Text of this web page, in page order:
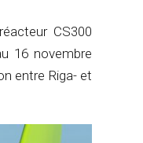
CS300
16 novembre
entre Riga- et